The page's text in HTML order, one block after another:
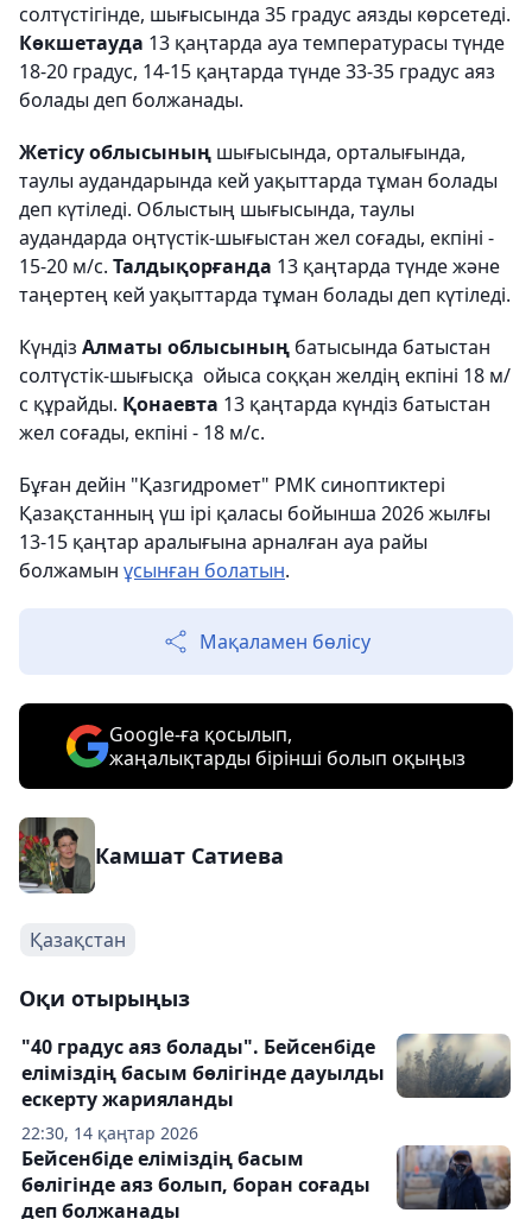
солтүстігінде, шығысында 35 градус аязды көрсетеді.
Көкшетауда 13 қаңтарда ауа температурасы түнде
18-20 градус, 14-15 қаңтарда түнде 33-35 градус аяз
болады деп болжанады.
Жетісу облысының шығысында, орталығында,
таулы аудандарында кей уақыттарда тұман болады
деп күтіледі. Облыстың шығысында, таулы
аудандарда оңтүстік-шығыстан жел соғады, екпіні -
15-20 м/с. Талдықорғанда 13 қаңтарда түнде және
таңертең кей уақыттарда тұман болады деп күтіледі.
Күндіз Алматы облысының батысында батыстан
солтүстік-шығысқа ойыса соққан желдің екпіні 18 м/
с құрайды. Қонаевта 13 қаңтарда күндіз батыстан
жел соғады, екпіні - 18 м/с.
Бұған дейін "Қазгидромет" РМК синоптиктері
Қазақстанның үш ірі қаласы бойынша 2026 жылғы
13-15 қаңтар аралығына арналған ауа райы
болжамын ұсынған болатын.
Мақаламен бөлісу
Google-ға қосылып,
жаңалықтарды бірінші болып оқыңыз
Камшат Сатиева
Қазақстан
Оқи отырыңыз
22:30, 14 қаңтар 2026
"40 градус аяз болады". Бейсенбіде
еліміздің басым бөлігінде дауылды
ескерту жарияланды
Бейсенбіде еліміздің басым
бөлігінде аяз болып, боран соғады
деп болжанады